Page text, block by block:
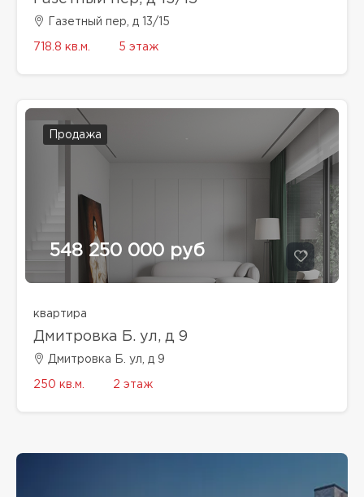
Газетный пер, д 13/15
718.8 кв.м. 5 этаж
Продажа
548 250 000 руб
квартира
Дмитровка Б. ул, д 9
Дмитровка Б. ул, д 9
250 кв.м. 2 этаж